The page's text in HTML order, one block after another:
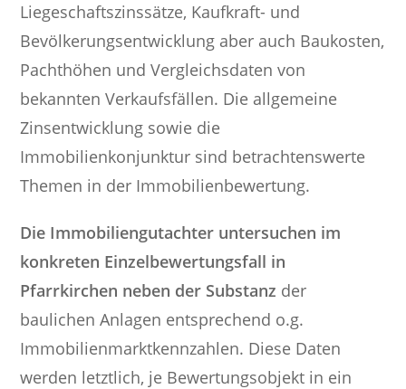
Liegeschaftszinssätze, Kaufkraft- und
Bevölkerungsentwicklung aber auch Baukosten,
Pachthöhen und Vergleichsdaten von
bekannten Verkaufsfällen. Die allgemeine
Zinsentwicklung sowie die
Immobilienkonjunktur sind betrachtenswerte
Themen in der Immobilienbewertung.
Die Immobiliengutachter untersuchen im
konkreten Einzelbewertungsfall in
Pfarrkirchen neben der Substanz der
baulichen Anlagen entsprechend o.g.
Immobilienmarktkennzahlen. Diese Daten
werden letztlich, je Bewertungsobjekt in ein